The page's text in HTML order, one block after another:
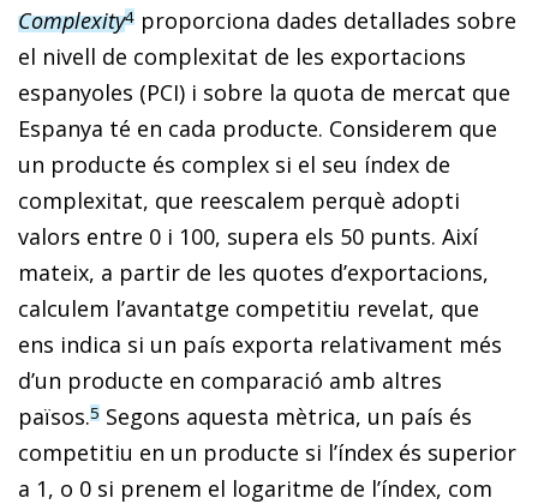
Complexity4 proporciona dades detallades sobre
el nivell de complexitat de les exportacions
espanyoles (PCI) i sobre la quota de mercat que
Espanya té en cada producte. Considerem que
un producte és complex si el seu índex de
complexitat, que reescalem perquè adopti
valors entre 0 i 100, supera els 50 punts. Així
mateix, a partir de les quotes d’exportacions,
calculem l’avantatge competitiu revelat, que
ens indica si un país exporta relativament més
d’un producte en comparació amb altres
països.5 Segons aquesta mètrica, un país és
competitiu en un producte si l’índex és superior
a 1, o 0 si prenem el logaritme de l’índex, com